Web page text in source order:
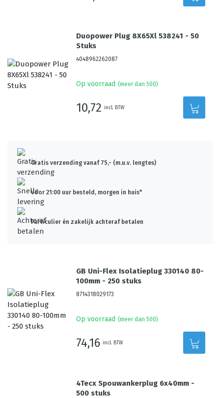
Duopower Plug 8X65Xl 538241 - 50
Stuks
4048962262087
Op voorraad (meer dan 500)
10,72 incl. BTW
Gratis verzending vanaf 75,- (m.u.v. lengtes)
Voor 21:00 uur besteld, morgen in huis*
Particulier én zakelijk achteraf betalen
GB Uni-Flex Isolatieplug 330140 80-
100mm - 250 stuks
8714318029173
Op voorraad (meer dan 500)
74,16 incl. BTW
4Tecx Spouwankerplug 6x40mm -
500 stuks